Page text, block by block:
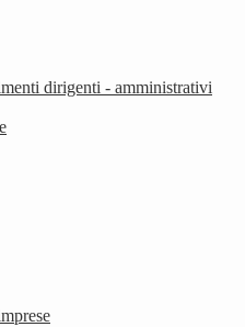
dirigenti - amministrativi